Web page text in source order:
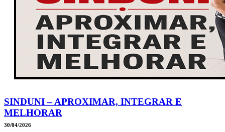
SINDUNI – APROXIMAR, INTEGRAR E
MELHORAR
30/04/2026